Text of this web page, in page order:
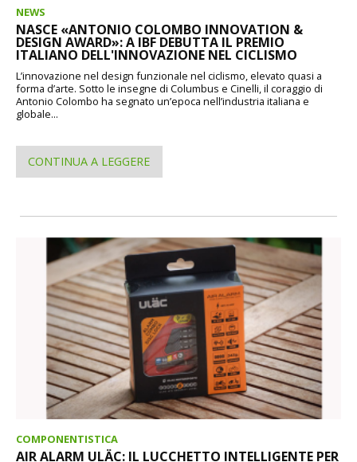
NEWS
NASCE «ANTONIO COLOMBO INNOVATION &
DESIGN AWARD»: A IBF DEBUTTA IL PREMIO
ITALIANO DELL'INNOVAZIONE NEL CICLISMO
L’innovazione nel design funzionale nel ciclismo, elevato quasi a
forma d’arte. Sotto le insegne di Columbus e Cinelli, il coraggio di
Antonio Colombo ha segnato un’epoca nell’industria italiana e
globale...
CONTINUA A LEGGERE
COMPONENTISTICA
AIR ALARM ULÄC: IL LUCCHETTO INTELLIGENTE PER